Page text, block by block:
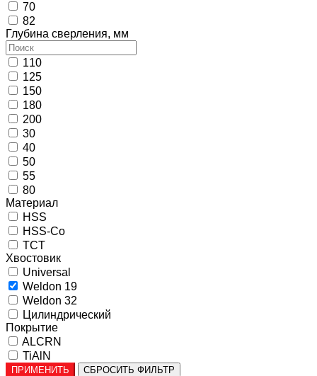
70
82
Глубина сверления, мм
110
125
150
180
200
30
40
50
55
80
Материал
HSS
HSS-Co
TCT
Хвостовик
Universal
Weldon 19
Weldon 32
Цилиндрический
Покрытие
ALCRN
TiAlN
ПРИМЕНИТЬ СБРОСИТЬ ФИЛЬТР